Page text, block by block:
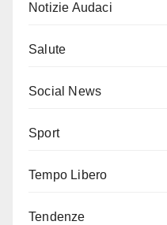
Notizie Audaci
Salute
Social News
Sport
Tempo Libero
Tendenze